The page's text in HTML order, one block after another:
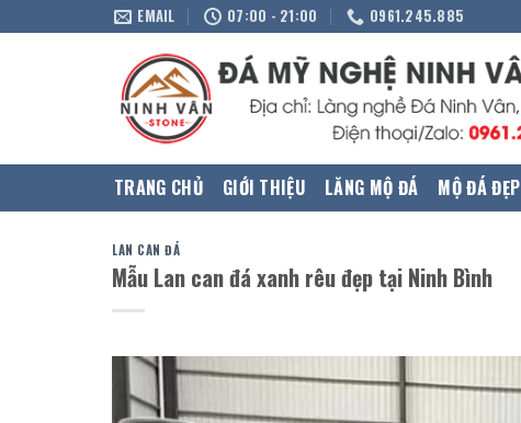
EMAIL 07:00 - 21:00 0961.245.885
TRANG CHỦ GIỚI THIỆU LĂNG MỘ ĐÁ MỘ ĐÁ ĐẸP
LAN CAN ĐÁ
Mẫu Lan can đá xanh rêu đẹp tại Ninh Bình